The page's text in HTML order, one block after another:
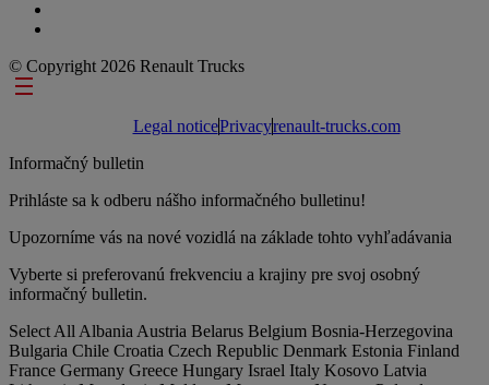
© Copyright 2026 Renault Trucks
Footer links
Legal noticePrivacyrenault-trucks.com
Informačný bulletin
Prihláste sa k odberu nášho informačného bulletinu!
Upozorníme vás na nové vozidlá na základe tohto vyhľadávania
Vyberte si preferovanú frekvenciu a krajiny pre svoj osobný
informačný bulletin.
Select All Albania Austria Belarus Belgium Bosnia-Herzegovina
Bulgaria Chile Croatia Czech Republic Denmark Estonia Finland
France Germany Greece Hungary Israel Italy Kosovo Latvia